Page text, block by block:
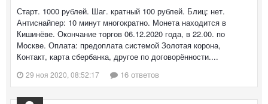
Старт. 1000 рублей. Шаг. кратный 100 рублей. Блиц: нет.
Антиснайпер: 10 минут многократно. Монета находится в
Кишинёве. Окончание торгов 06.12.2020 года, в 22.00. по
Москве. Оплата: предоплата системой Золотая корона,
Контакт, карта сбербанка, другое по договорённости....
29 ноя 2020, 08:52:17 16 ответов